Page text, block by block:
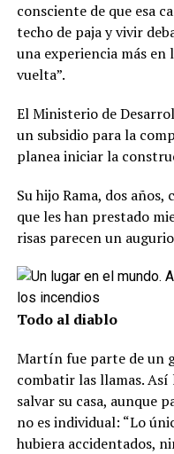
consciente de que esa
techo de paja y vivir
una experiencia más en
vuelta”.
El Ministerio de
un subsidio para la
planea iniciar la
Su hijo Rama, dos
que les han prestado
risas parecen un
Todo al diablo
Martín fue parte de un
combatir las llamas.
salvar su casa, aunque
no es individual: “Lo
hubiera accidentados,